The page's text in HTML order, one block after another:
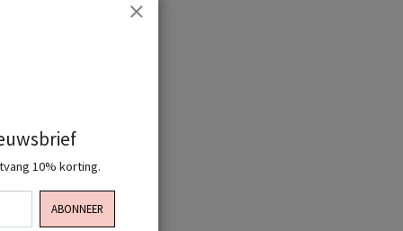
10% korting.
ABONNEER